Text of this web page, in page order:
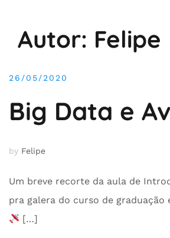
Autor: Felipe
26/05/2020
Big Data e
by Felipe
Um breve recorte da aula de
pra galera do curso de
[…]